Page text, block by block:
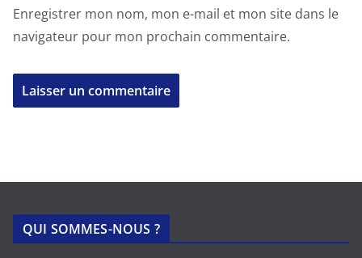
Enregistrer mon nom, mon e-mail et mon site dans le
navigateur pour mon prochain commentaire.
QUI SOMMES-NOUS ?